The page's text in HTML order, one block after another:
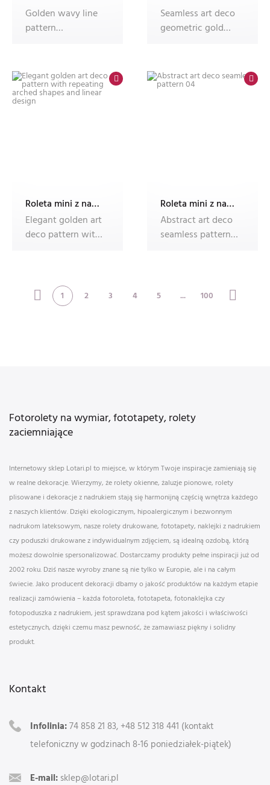
Golden wavy line
pattern
me
Seamless art deco
geometric gold
Roleta mini z nadrukiem
Elegant golden art
deco pattern with
Roleta mini z nadrukiem
Abstract art deco
seamless pattern
1 2 3 4 5 ... 100
Fotorolety na wymiar, fototapety, rolety
zaciemniające
Internetowy sklep Lotari.pl to miejsce, w którym Twoje inspiracje zamieniają się
w realne dekoracje. Wierzymy, że rolety okienne, żaluzje pionowe, rolety
plisowane i dekoracje z nadrukiem stają się harmonijną częścią wnętrza każdego
z naszych klientów. Dzięki ekologicznym, hipoalergicznym i bezwonnym
nadrukom lateksowym, nasze rolety drukowane, fototapety, naklejki z nadrukiem
czy poduszki drukowane z indywidualnym zdjęciem, są idealną ozdobą, którą
możesz dowolnie spersonalizować. Dostarczamy produkty pełne inspiracji już od
2002 roku. Dziś nasze wyroby znane są nie tylko w Europie, ale i na całym
świecie. Jako producent dekoracji dbamy o jakość produktów na każdym etapie
realizacji zamówienia – każda fotoroleta, fototapeta, fotonaklejka czy
fotopoduszka z nadrukiem, jest sprawdzana pod kątem jakości i właściwości
estetycznych, dzięki czemu masz pewność, że zamawiasz piękny i solidny
produkt.
Kontakt
Infolinia:74 858 21 83, +48 512 318 441 (kontakt
telefoniczny w godzinach 8-16 poniedziałek-piątek)
E-mail: sklep@lotari.pl